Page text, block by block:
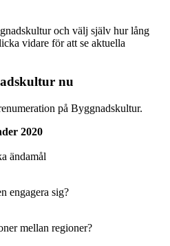
och välj själv hur lång
vidare för att se aktuella
nu
på Byggnadskultur.
2020
ändamål
engagera sig?
mellan regioner?